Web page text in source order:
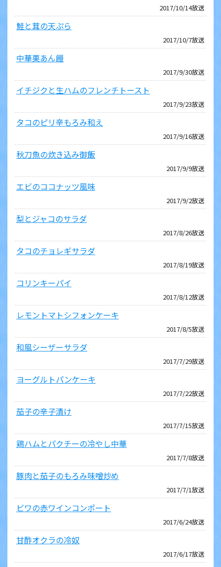
2017/10/14放送
鮭と茸の天ぷら
2017/10/7放送
中華栗あん饅
2017/9/30放送
イチジクと生ハムのフレンチトースト
2017/9/23放送
タコのピリ辛もろみ和え
2017/9/16放送
秋刀魚の炊き込み御飯
2017/9/9放送
エビのココナッツ風味
2017/9/2放送
梨とジャコのサラダ
2017/8/26放送
タコのチョレギサラダ
2017/8/19放送
コリンキーパイ
2017/8/12放送
レモントマトシフォンケーキ
2017/8/5放送
和風シーザーサラダ
2017/7/29放送
ヨーグルトパンケーキ
2017/7/22放送
茄子の辛子漬け
2017/7/15放送
鶏ハムとパクチーの冷やし中華
2017/7/8放送
豚肉と茄子のもろみ味噌炒め
2017/7/1放送
ビワの赤ワインコンポート
2017/6/24放送
甘酢オクラの冷奴
2017/6/17放送